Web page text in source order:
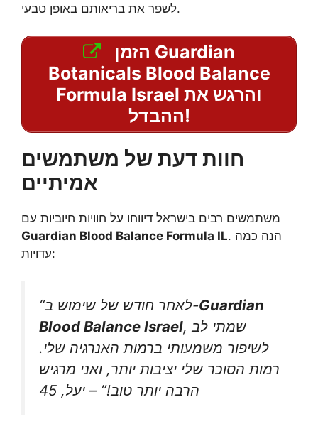
לשפר את בריאותם באופן טבעי.
Botanicals Blood Balance
Formula Israel והרגש את
ההבדל!
חוות דעת של משתמשים
אמיתיים
משתמשים רבים בישראל דיווחו על חוויות חיוביות עם
Guardian Blood Balance Formula IL. הנה כמה
עדויות:
“לאחר חודש של שימוש ב-Guardian
Blood Balance Israel, שמתי לב
לשיפור משמעותי ברמות האנרגיה שלי.
רמות הסוכר שלי יציבות יותר, ואני מרגיש
הרבה יותר טוב!” – יעל, 45